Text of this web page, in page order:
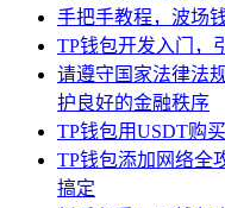
手把手教程，波场
TP钱包开发入门，
请遵守国家法律法
护良好的金融秩序
TP钱包用USDT购
TP钱包添加网络全
搞定